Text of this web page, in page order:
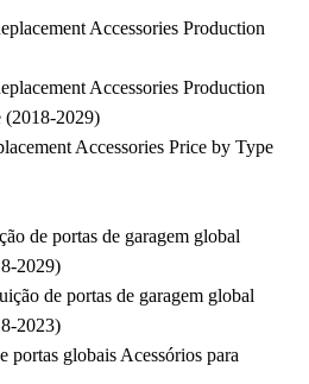
Accessories Production
Accessories Production
(2018-2029)
Accessories Price by Type
de portas de garagem global
2029)
de portas de garagem global
2023)
portas globais Acessórios para